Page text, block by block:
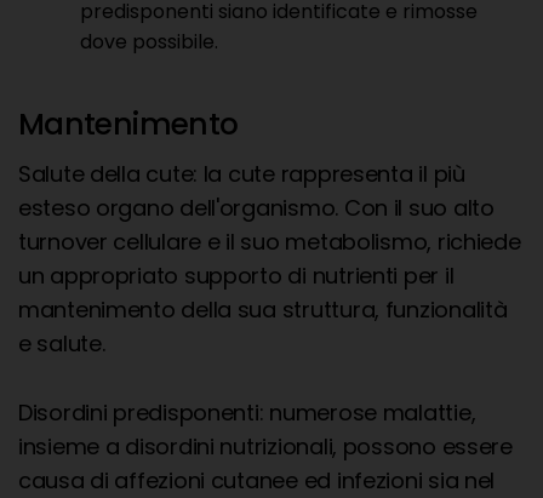
predisponenti siano identificate e rimosse
dove possibile.
Mantenimento
Salute della cute: la cute rappresenta il più
esteso organo dell'organismo. Con il suo alto
turnover cellulare e il suo metabolismo, richiede
un appropriato supporto di nutrienti per il
mantenimento della sua struttura, funzionalità
e salute.
Disordini predisponenti: numerose malattie,
insieme a disordini nutrizionali, possono essere
causa di affezioni cutanee ed infezioni sia nel